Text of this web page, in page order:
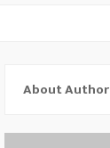
About Author